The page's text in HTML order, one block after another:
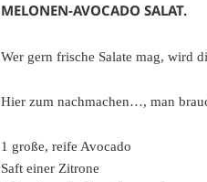
MELONEN-AVOCADO SALAT.
Wer gern frische Salate mag, wird
Hier zum nachmachen…, man
1 große, reife Avocado
Saft einer Zitrone